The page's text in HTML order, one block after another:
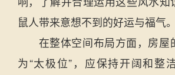
鼠人带来意想不到的好运与福气。
在整体空间布局方面，房屋
为“太极位”，应保持开阔和整